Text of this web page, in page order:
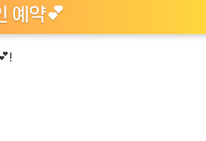
예약💕